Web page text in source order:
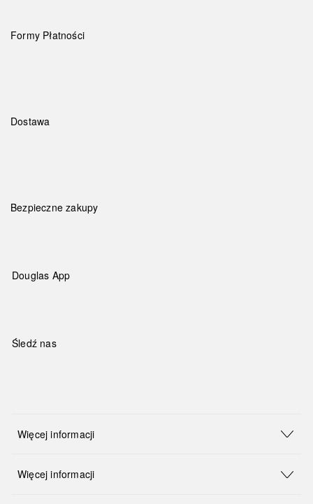
Formy Płatności
Dostawa
Bezpieczne zakupy
Douglas App
Śledź nas
Więcej informacji
Więcej informacji